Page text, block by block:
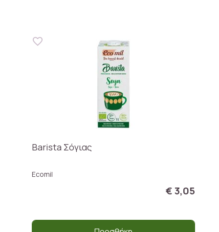
Barista Σόγιας
Ecomil
€ 3,05